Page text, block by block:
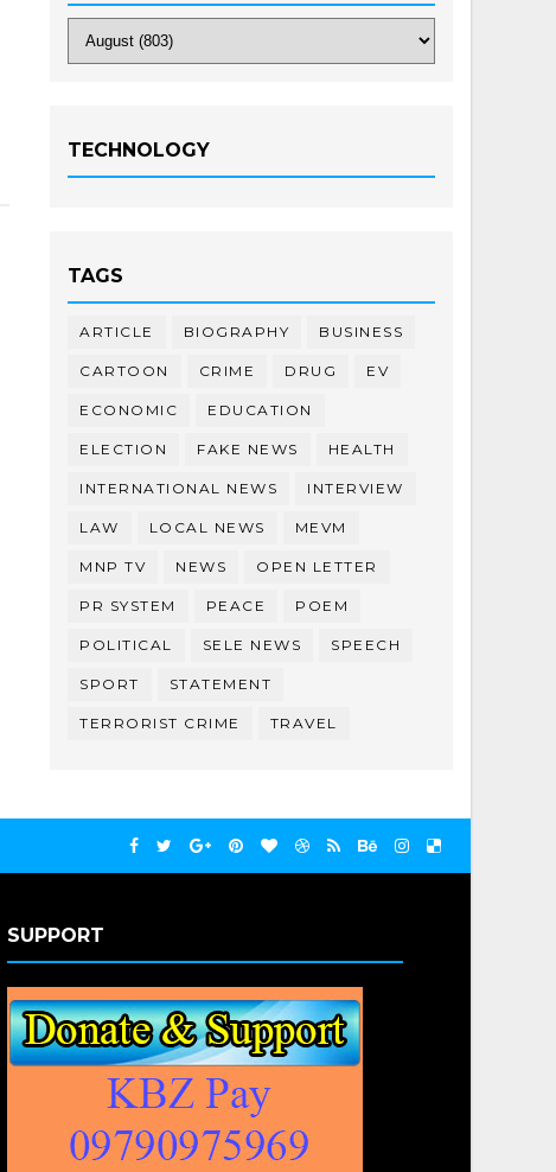
TECHNOLOGY
TAGS
ARTICLE BIOGRAPHY BUSINESS
CARTOON CRIME DRUG EV
ECONOMIC EDUCATION
ELECTION FAKE NEWS HEALTH
INTERNATIONAL NEWS INTERVIEW
LAW LOCAL NEWS MEVM
MNP TV NEWS OPEN LETTER
PR SYSTEM PEACE POEM
POLITICAL SELE NEWS SPEECH
SPORT STATEMENT
TERRORIST CRIME TRAVEL
SUPPORT